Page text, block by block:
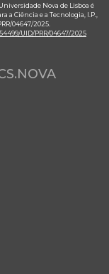
Nova de Lisboa é
a Ciência e a Tecnologia, I.P.,
04647/2025.
UID/PRR/04647/2025